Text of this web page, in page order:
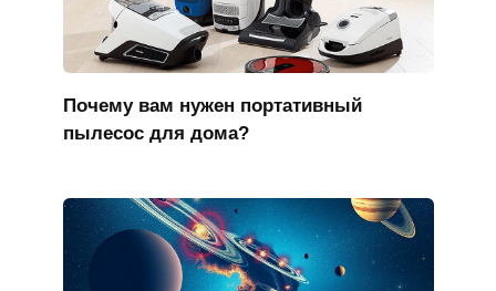
Почему вам нужен портативный
пылесос для дома?